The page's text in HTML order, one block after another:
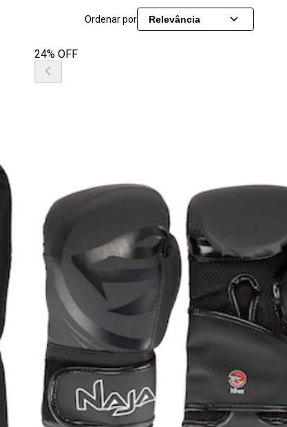
Ordenar por Relevância
24% OFF